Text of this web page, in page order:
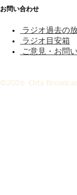
お問い合わせ
ラジオ過去の
ラジオ目安箱
ご意見・お問
©2026 Oita